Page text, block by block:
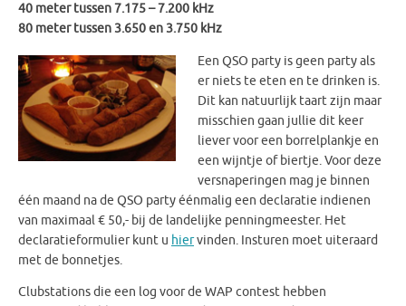
40 meter tussen 7.175 – 7.200 kHz
80 meter tussen 3.650 en 3.750 kHz
Een QSO party is geen party als
er niets te eten en te drinken is.
Dit kan natuurlijk taart zijn maar
misschien gaan jullie dit keer
liever voor een borrelplankje en
een wijntje of biertje. Voor deze
versnaperingen mag je binnen
één maand na de QSO party éénmalig een declaratie indienen
van maximaal € 50,- bij de landelijke penningmeester. Het
declaratieformulier kunt u hiervinden. Insturen moet uiteraard
met de bonnetjes.
Clubstations die een log voor de WAP contest hebben